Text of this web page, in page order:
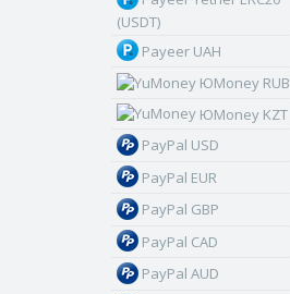
(USDT)
Payeer UAH
ЮMoney RUB
ЮMoney KZT
PayPal USD
PayPal EUR
PayPal GBP
PayPal CAD
PayPal AUD